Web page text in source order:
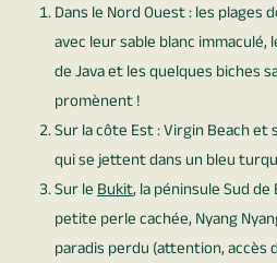
Dans le Nord Ouest : les plages
avec leur sable blanc immaculé,
de Java et les quelques biches
promènent !
Sur la côte Est : Virgin Beach
qui se jettent dans un bleu
Sur leBukit, la péninsule Sud de
petite perle cachée, Nyang
paradis perdu (attention, accès